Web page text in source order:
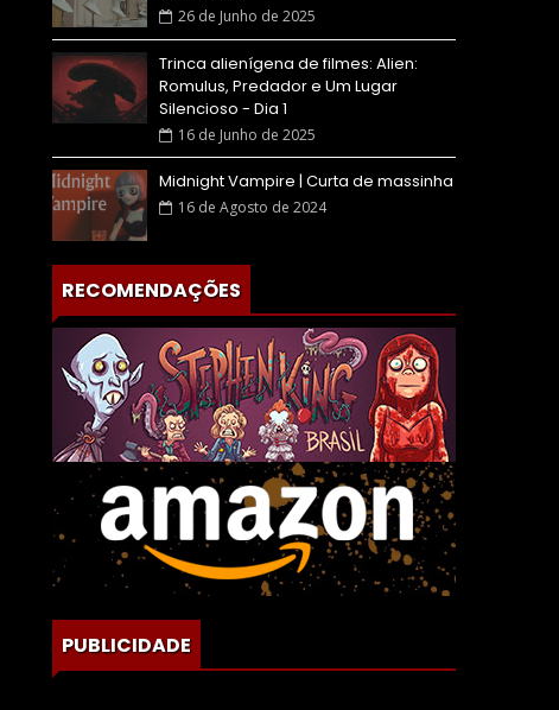
26 de Junho de 2025
Trinca alienígena de filmes: Alien:
Romulus, Predador e Um Lugar
Silencioso - Dia 1
16 de Junho de 2025
Midnight Vampire | Curta de massinha
16 de Agosto de 2024
RECOMENDAÇÕES
PUBLICIDADE